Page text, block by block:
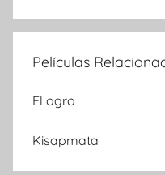
Películas
El ogro
Kisapmata